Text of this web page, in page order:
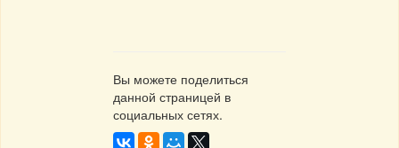
Вы можете поделиться
данной страницей в
социальных сетях.